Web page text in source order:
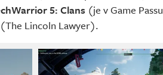
5: Clans (je v Game
(The Lincoln Lawyer).